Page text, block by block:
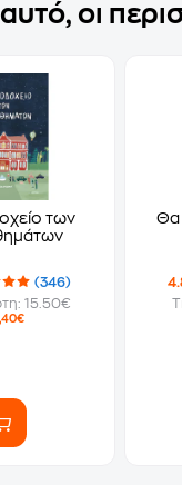
οι
των
(346)
15.50€
,40€
Θα